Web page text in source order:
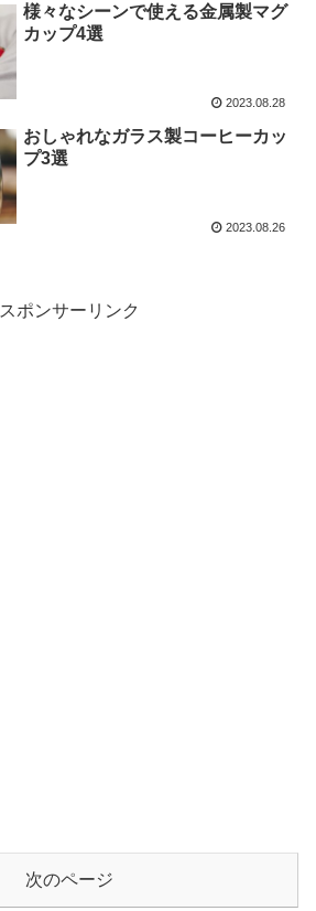
様々なシーンで使える金属製マグ
カップ4選
2023.08.28
おしゃれなガラス製コーヒーカッ
プ3選
2023.08.26
スポンサーリンク
次のページ